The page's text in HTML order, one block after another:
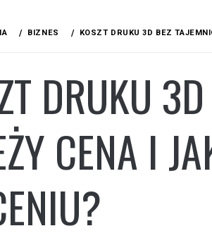
BIZNES KOSZT DRUKU 3D BEZ
DRUKU
CENA I